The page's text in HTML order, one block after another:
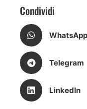
Condividi
WhatsApp
Telegram
LinkedIn